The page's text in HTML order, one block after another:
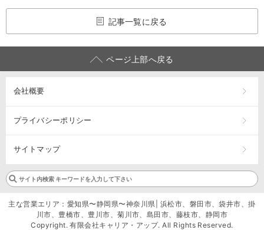
記事一覧に戻る
ページ上部へ戻る
会社概要
プライバシーポリシー
サイトマップ
主な営業エリア：愛知県〜静岡県〜神奈川県| 浜松市、磐田市、袋井市、掛
川市、豊橋市、豊川市、菊川市、島田市、藤枝市、静岡市
Copyright. 有限会社キャリア・アップ. All Rights Reserved.